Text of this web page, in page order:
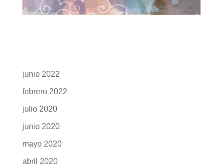
junio 2022
febrero 2022
julio 2020
junio 2020
mayo 2020
abril 2020